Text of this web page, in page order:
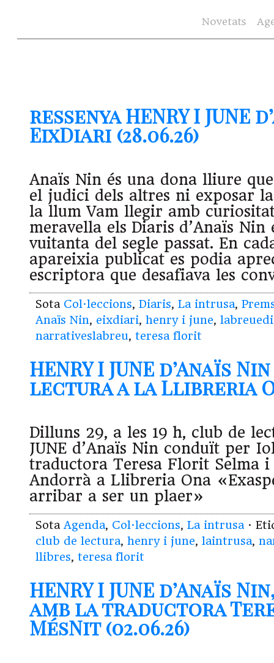
Novetats
ressenya HENRY I JUNE
EixDiari (28.06.26)
Anaïs Nin és una dona lliure
el judici dels altres ni exposar
la llum Vam llegir amb
meravella els Diaris d’Anaïs Nin
vuitanta del segle passat. En
apareixia publicat es podia
escriptora que desafiava les
Sota Col·leccions, Diaris, La intrusa,
Anaïs Nin, eixdiari, henry i june,
narrativeslabreu, teresa florit
HENRY I JUNE d’Anaïs
lectura a la Llibreria
Dilluns 29, a les 19 h, club de
JUNE d’Anaïs Nin conduït per
traductora Teresa Florit Selma i
Andorrà a Llibreria Ona
arribar a ser un plaer»
Sota Agenda, Col·leccions, La intrusa ·
club de lectura, henry i june, laintrusa,
llibres, teresa florit
HENRY I JUNE d’Anaïs
amb la traductora
MésNit (02.06.26)